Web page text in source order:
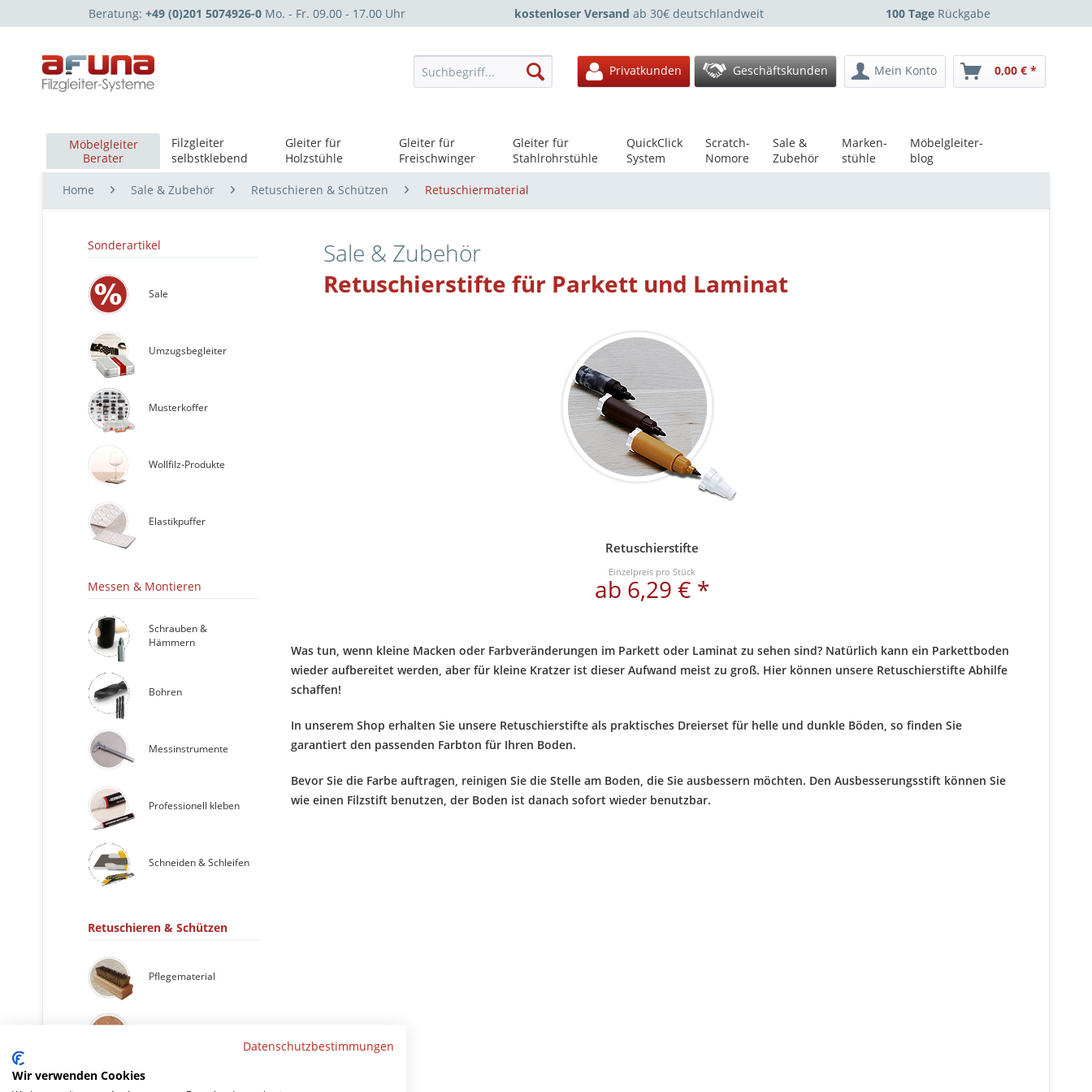
Beratung:+49 (0)201 5074926-0 Mo. - Fr. 09.00 - 17.00 Uhr kostenloser Versand ab 30€ deutschlandweit 100 Tage Rückgabe
Privatkunden Geschäftskunden Mein Konto 0,00 € *
Möbelgleiter
Berater
Filzgleiter
selbstklebend
Gleiter für
Holzstühle
Gleiter für
Freischwinger
Gleiter für
Stahlrohrstühle
QuickClick
System
Scratch-
Nomore
Sale &
Zubehör
Marken-
stühle
Möbelgleiter-
blog
Home Sale & Zubehör Retuschieren & Schützen Retuschiermaterial
Sonderartikel
Sale
Umzugsbegleiter
Musterkoffer
Wollfilz-Produkte
Elastikpuffer
Messen & Montieren
Schrauben &
Hämmern
Bohren
Messinstrumente
Professionell kleben
Schneiden & Schleifen
Retuschieren & Schützen
Pflegematerial
Sale & Zubehör
Retuschierstifte für Parkett und Laminat
Retuschierstifte
Einzelpreis pro Stück
ab 6,29 € *
Was tun, wenn kleine Macken oder Farbveränderungen im Parkett oder Laminat zu sehen sind? Natürlich kann ein Parkettboden
wieder aufbereitet werden, aber für kleine Kratzer ist dieser Aufwand meist zu groß. Hier können unsere Retuschierstifte Abhilfe
schaffen!
In unserem Shop erhalten Sie unsere Retuschierstifte als praktisches Dreierset für helle und dunkle Böden, so finden Sie
garantiert den passenden Farbton für Ihren Boden.
Bevor Sie die Farbe auftragen, reinigen Sie die Stelle am Boden, die Sie ausbessern möchten. Den Ausbesserungsstift können Sie
wie einen Filzstift benutzen, der Boden ist danach sofort wieder benutzbar.
Datenschutzbestimmungen
Wir verwenden Cookies